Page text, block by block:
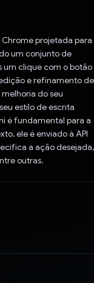
projetada para
um conjunto de
um clique com o botão
e refinamento de
do seu
estilo de escrita
é fundamental para a
ele é enviado à API
a ação desejada,
outras.